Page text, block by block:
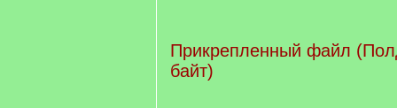
Прикрепленный файл
байт)